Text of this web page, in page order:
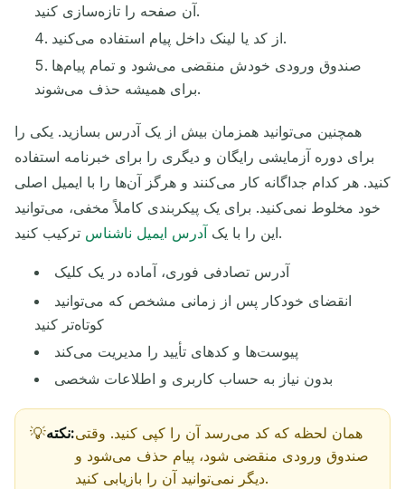
در حال انتظار برای ایمیل‌های ورودی...
به‌روزرسانی
آن صفحه را تازه‌سازی کنید.
از کد یا لینک داخل پیام استفاده می‌کنید.
صندوق ورودی خودش منقضی می‌شود و تمام پیام‌ها
برای همیشه حذف می‌شوند.
همچنین می‌توانید همزمان بیش از یک آدرس بسازید. یکی را
برای دوره آزمایشی رایگان و دیگری را برای خبرنامه استفاده
کنید. هر کدام جداگانه کار می‌کنند و هرگز آن‌ها را با ایمیل اصلی
خود مخلوط نمی‌کنید. برای یک پیکربندی کاملاً مخفی، می‌توانید
این را با یک آدرس ایمیل ناشناس ترکیب کنید.
آدرس تصادفی فوری، آماده در یک کلیک
انقضای خودکار پس از زمانی مشخص که می‌توانید
کوتاه‌تر کنید
پیوست‌ها و کدهای تأیید را مدیریت می‌کند
بدون نیاز به حساب کاربری و اطلاعات شخصی
نکته:همان لحظه که کد می‌رسد آن را کپی کنید. وقتی
صندوق ورودی منقضی شود، پیام حذف می‌شود و
دیگر نمی‌توانید آن را بازیابی کنید.